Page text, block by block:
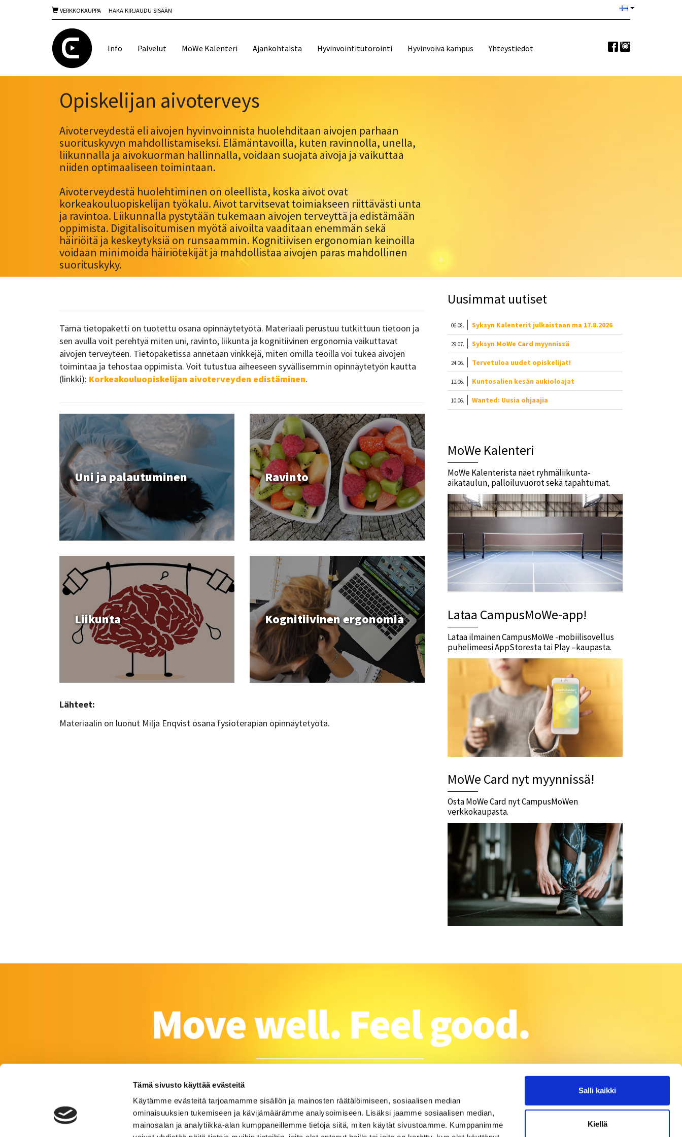
Tämä sivusto käyttää evästeitä
Käytämme evästeitä tarjoamamme sisällön ja mainosten räätälöimiseen, sosiaalisen median
ominaisuuksien tukemiseen ja kävijämäärämme analysoimiseen. Lisäksi jaamme sosiaalisen median,
mainosalan ja analytiikka-alan kumppaneillemme tietoja siitä, miten käytät sivustoamme. Kumppanimme
Salli kaikki
Kiellä
VERKKOKAUPPA HAKA KIRJAUDU SISÄÄN
Info Palvelut MoWe Kalenteri Ajankohtaista Hyvinvointitutorointi Hyvinvoiva kampus Yhteystiedot
Opiskelijan aivoterveys
Aivoterveydestä eli aivojen hyvinvoinnista huolehditaan aivojen parhaan
suorituskyvyn mahdollistamiseksi. Elämäntavoilla, kuten ravinnolla, unella,
liikunnalla ja aivokuorman hallinnalla, voidaan suojata aivoja ja vaikuttaa
niiden optimaaliseen toimintaan.
Aivoterveydestä huolehtiminen on oleellista, koska aivot ovat
korkeakouluopiskelijan työkalu. Aivot tarvitsevat toimiakseen riittävästi unta
ja ravintoa. Liikunnalla pystytään tukemaan aivojen terveyttä ja edistämään
oppimista. Digitalisoitumisen myötä aivoilta vaaditaan enemmän sekä
häiriöitä ja keskeytyksiä on runsaammin. Kognitiivisen ergonomian keinoilla
voidaan minimoida häiriötekijät ja mahdollistaa aivojen paras mahdollinen
suorituskyky.
Tämä tietopaketti on tuotettu osana opinnäytetyötä. Materiaali perustuu tutkittuun tietoon ja
sen avulla voit perehtyä miten uni, ravinto, liikunta ja kognitiivinen ergonomia vaikuttavat
aivojen terveyteen. Tietopaketissa annetaan vinkkejä, miten omilla teoilla voi tukea aivojen
toimintaa ja tehostaa oppimista. Voit tutustua aiheeseen syvällisemmin opinnäytetyön kautta
(linkki): Korkeakouluopiskelijan aivoterveyden edistäminen.
Uni ja palautuminen Ravinto
Liikunta Kognitiivinen ergonomia
Lähteet:
Materiaalin on luonut Milja Enqvist osana fysioterapian opinnäytetyötä.
Uusimmat uutiset
06.08. Syksyn Kalenterit julkaistaan ma 17.8.2026
29.07. Syksyn MoWe Card myynnissä
24.06. Tervetuloa uudet opiskelijat!
12.06. Kuntosalien kesän aukioloajat
10.06. Wanted: Uusia ohjaajia
MoWe Kalenteri
MoWe Kalenterista näet ryhmäliikunta-
aikataulun, palloiluvuorot sekä tapahtumat.
Lataa CampusMoWe-app!
Lataa ilmainen CampusMoWe -mobiilisovellus
puhelimeesi AppStoresta tai Play –kaupasta.
MoWe Card nyt myynnissä!
Osta MoWe Card nyt CampusMoWen
verkkokaupasta.